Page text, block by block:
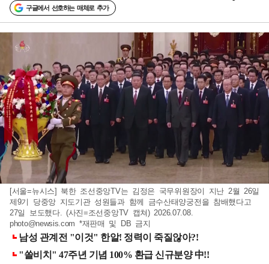
구글에서 선호하는 매체로 추가
[서울=뉴시스] 북한 조선중앙TV는 김정은 국무위원장이 지난 2월 26일
제9기 당중앙 지도기관 성원들과 함께 금수산태양궁전을 참배했다고
27일 보도했다. (사진=조선중앙TV 캡쳐) 2026.07.08.
photo@newsis.com *재판매 및 DB 금지